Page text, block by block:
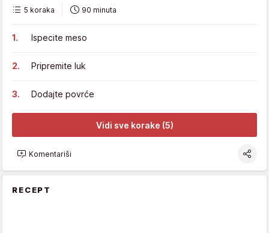
5 koraka 90 minuta
Ispecite meso
Pripremite luk
Dodajte povrće
Vidi sve korake (5)
Komentariši
RECEPT